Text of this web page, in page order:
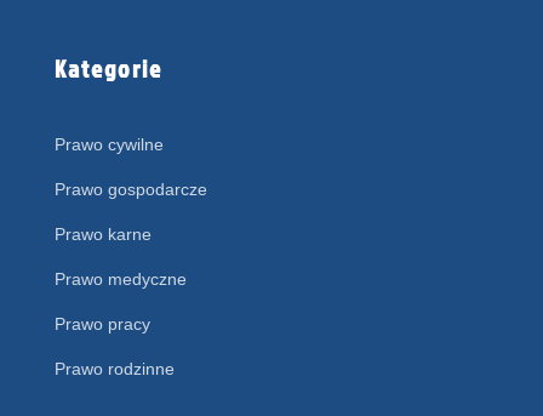
Kategorie
Prawo cywilne
Prawo gospodarcze
Prawo karne
Prawo medyczne
Prawo pracy
Prawo rodzinne